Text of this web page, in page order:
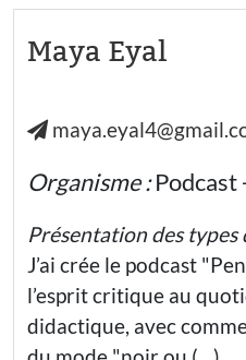
Maya Eyal
Organisme :Podcast
Présentation des types
J’ai crée le podcast
l’esprit critique au
didactique, avec